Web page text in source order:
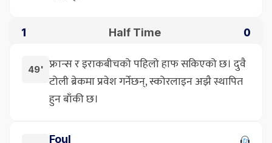
1 Half Time 0
49' फ्रान्स र इराकबीचको पहिलो हाफ सकिएको छ। दुवै
टोली ब्रेकमा प्रवेश गर्नेछन्, स्कोरलाइन अझै स्थापित
हुन बाँकी छ।
Foul